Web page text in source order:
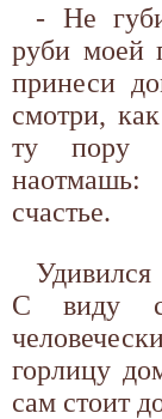
- Не
руби моей
принеси
смотри,
ту пору
счастье.
С виду
горлицу
сам стоит